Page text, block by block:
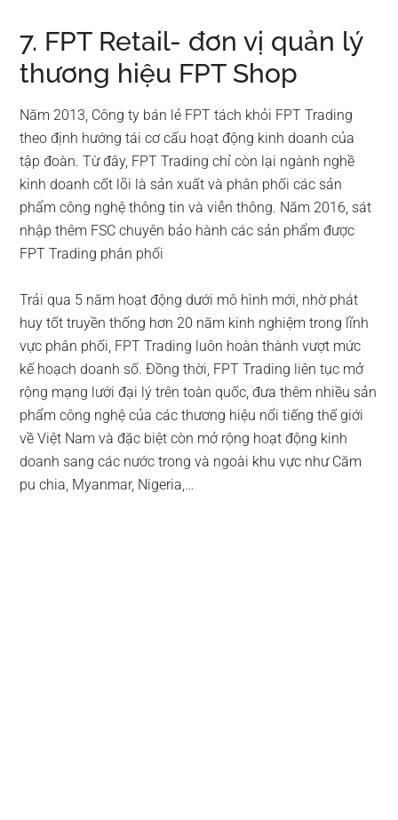
7. FPT Retail- đơn vị quản lý
thương hiệu FPT Shop
Năm 2013, Công ty bán lẻ FPT tách khỏi FPT Trading
theo định hướng tái cơ cấu hoạt động kinh doanh của
tập đoàn. Từ đây, FPT Trading chỉ còn lại ngành nghề
kinh doanh cốt lõi là sản xuất và phân phối các sản
phẩm công nghệ thông tin và viễn thông. Năm 2016, sát
nhập thêm FSC chuyên bảo hành các sản phẩm được
FPT Trading phân phối
Trải qua 5 năm hoạt động dưới mô hình mới, nhờ phát
huy tốt truyền thống hơn 20 năm kinh nghiệm trong lĩnh
vực phân phối, FPT Trading luôn hoàn thành vượt mức
kế hoạch doanh số. Đồng thời, FPT Trading liên tục mở
rộng mạng lưới đại lý trên toàn quốc, đưa thêm nhiều sản
phẩm công nghệ của các thương hiệu nổi tiếng thế giới
về Việt Nam và đặc biệt còn mở rộng hoạt động kinh
doanh sang các nước trong và ngoài khu vực như Căm
pu chia, Myanmar, Nigeria,…